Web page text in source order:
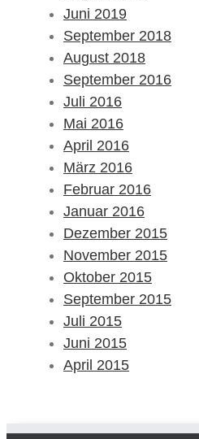
Juni 2019
September 2018
August 2018
September 2016
Juli 2016
Mai 2016
April 2016
März 2016
Februar 2016
Januar 2016
Dezember 2015
November 2015
Oktober 2015
September 2015
Juli 2015
Juni 2015
April 2015